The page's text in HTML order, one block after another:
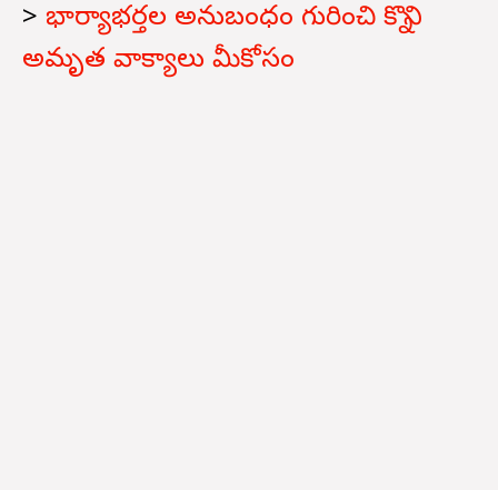
> భార్యాభర్తల అనుబంధం గురించి కొన్ని
అమృత వాక్యాలు మీకోసం